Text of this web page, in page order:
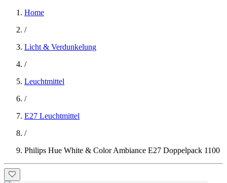
Home
/
Licht & Verdunkelung
/
Leuchtmittel
/
E27 Leuchtmittel
/
Philips Hue White & Color Ambiance E27 Doppelpack 1100